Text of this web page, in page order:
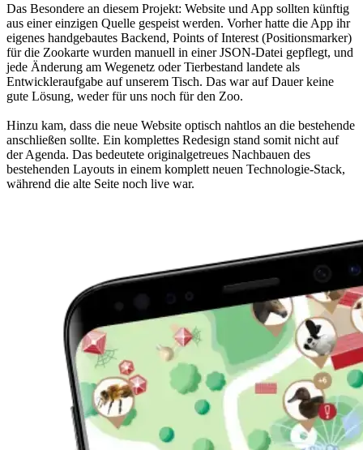
Das Besondere an diesem Projekt: Website und App sollten künftig
aus einer einzigen Quelle gespeist werden. Vorher hatte die App ihr
eigenes handgebautes Backend, Points of Interest (Positionsmarker)
für die Zookarte wurden manuell in einer JSON-Datei gepflegt, und
jede Änderung am Wegenetz oder Tierbestand landete als
Entwickleraufgabe auf unserem Tisch. Das war auf Dauer keine
gute Lösung, weder für uns noch für den Zoo.
Hinzu kam, dass die neue Website optisch nahtlos an die bestehende
anschließen sollte. Ein komplettes Redesign stand somit nicht auf
der Agenda. Das bedeutete originalgetreues Nachbauen des
bestehenden Layouts in einem komplett neuen Technologie-Stack,
während die alte Seite noch live war.